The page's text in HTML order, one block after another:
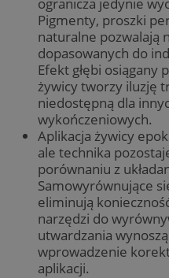
Pigmenty, proszki
naturalne pozwalają
dopasowanych do
Efekt głębi osiągany
żywicy tworzy iluzję
niedostępną dla
wykończeniowych.
Aplikacja żywicy
ale technika
porównaniu z
Samowyrównujące
eliminują
narzędzi do
utwardzania
wprowadzenie
aplikacji.